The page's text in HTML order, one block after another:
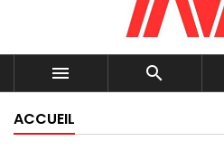
 
ACCUEIL